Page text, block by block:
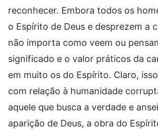
reconhecer. Embora todos os
o Espírito de Deus e desprezem a
não importa como veem ou
significado e o valor práticos da
em muito os do Espírito. Claro,
com relação à humanidade
aquele que busca a verdade e
aparição de Deus, a obra do